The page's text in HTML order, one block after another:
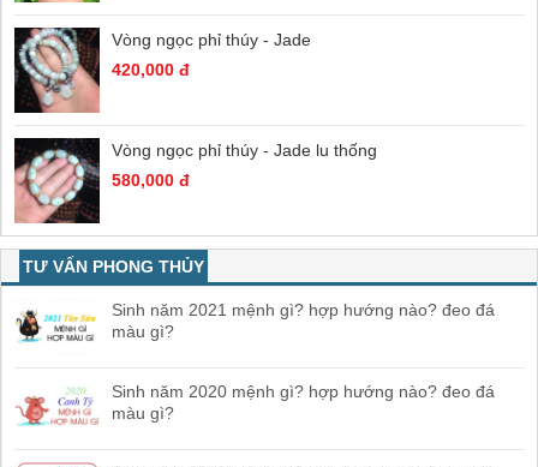
Vòng ngọc phỉ thúy - Jade
420,000 đ
Vòng ngọc phỉ thúy - Jade lu thống
580,000 đ
TƯ VẤN PHONG THỦY
Sinh năm 2021 mệnh gì? hợp hướng nào? đeo đá
màu gì?
Sinh năm 2020 mệnh gì? hợp hướng nào? đeo đá
màu gì?